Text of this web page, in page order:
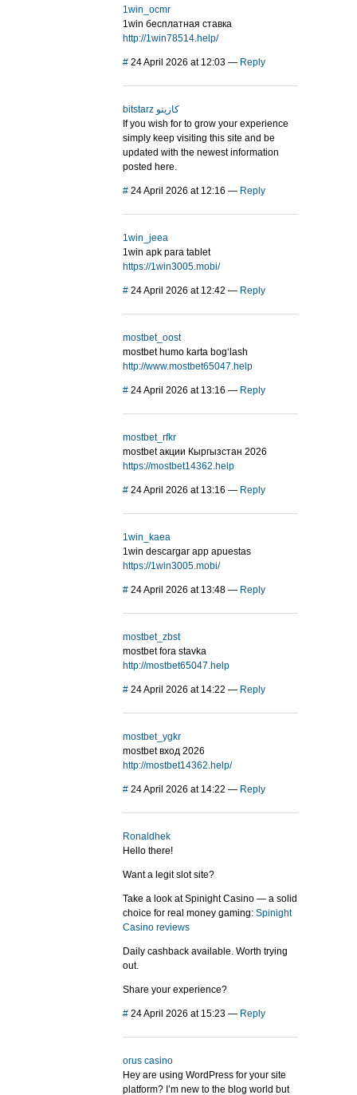
1win_ocmr
1win бесплатная ставка
http://1win78514.help/
# 24 April 2026 at 12:03 — Reply
bitstarz كازينو
If you wish for to grow your experience
simply keep visiting this site and be
updated with the newest information
posted here.
# 24 April 2026 at 12:16 — Reply
1win_jeea
1win apk para tablet
https://1win3005.mobi/
# 24 April 2026 at 12:42 — Reply
mostbet_oost
mostbet humo karta bog‘lash
http://www.mostbet65047.help
# 24 April 2026 at 13:16 — Reply
mostbet_rfkr
mostbet акции Кыргызстан 2026
https://mostbet14362.help
# 24 April 2026 at 13:16 — Reply
1win_kaea
1win descargar app apuestas
https://1win3005.mobi/
# 24 April 2026 at 13:48 — Reply
mostbet_zbst
mostbet fora stavka
http://mostbet65047.help
# 24 April 2026 at 14:22 — Reply
mostbet_ygkr
mostbet вход 2026
http://mostbet14362.help/
# 24 April 2026 at 14:22 — Reply
Ronaldhek
Hello there!
Want a legit slot site?
Take a look at Spinight Casino — a solid
choice for real money gaming: Spinight
Casino reviews
Daily cashback available. Worth trying
out.
Share your experience?
# 24 April 2026 at 15:23 — Reply
orus casino
Hey are using WordPress for your site
platform? I’m new to the blog world but